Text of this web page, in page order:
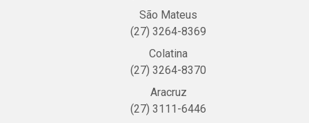
São Mateus
(27) 3264-8369
Colatina
(27) 3264-8370
Aracruz
(27) 3111-6446